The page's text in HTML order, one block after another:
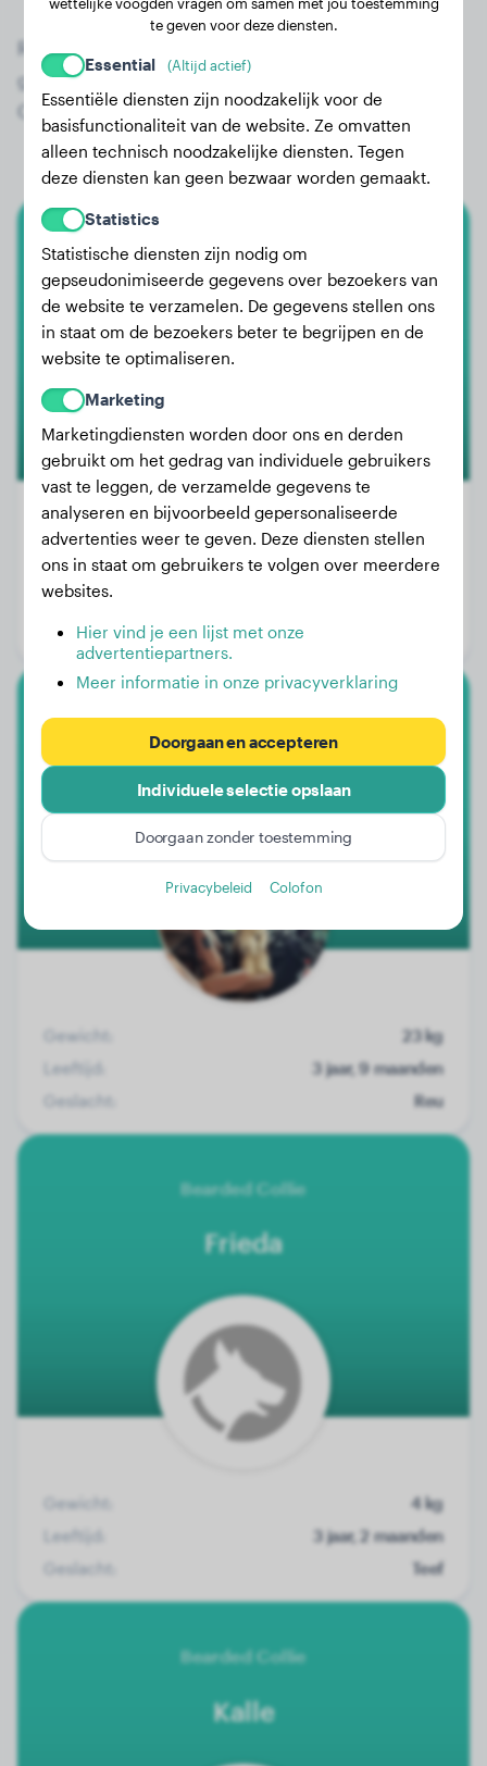
Registreer nu gratis en krijg toegang tot alle 76
geregistreerde honden van het ras Bearded
Collie!
Bearded Collie
Livi
Gewicht:
10 kg
Leeftijd:
Geslacht:
Bearded Collie
Barney
Gewicht:
23 kg
Leeftijd:
3 jaar, 9 maanden
Geslacht:
Reu
Bearded Collie
Frieda
Gewicht:
4 kg
Leeftijd:
3 jaar, 2 maanden
Geslacht:
Teef
Bearded Collie
Kalle
te geven voor deze diensten.
Essential (Altijd actief)
Essentiële diensten zijn noodzakelijk voor de
basisfunctionaliteit van de website. Ze omvatten
alleen technisch noodzakelijke diensten. Tegen
deze diensten kan geen bezwaar worden gemaakt.
Statistics
Statistische diensten zijn nodig om
gepseudonimiseerde gegevens over bezoekers van
de website te verzamelen. De gegevens stellen ons
in staat om de bezoekers beter te begrijpen en de
website te optimaliseren.
Marketing
Marketingdiensten worden door ons en derden
gebruikt om het gedrag van individuele gebruikers
vast te leggen, de verzamelde gegevens te
analyseren en bijvoorbeeld gepersonaliseerde
advertenties weer te geven. Deze diensten stellen
ons in staat om gebruikers te volgen over meerdere
websites.
Hier vind je een lijst met onze
advertentiepartners.
Meer informatie in onze privacyverklaring
Doorgaan en accepteren
Individuele selectie opslaan
Doorgaan zonder toestemming
Privacybeleid Colofon